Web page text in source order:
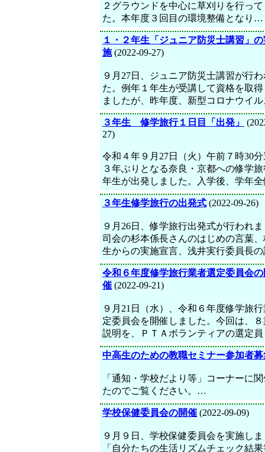
２グラウンドを中心に草刈りを行っ
た。本年度３回目の環境整備となり…
１・２年生「ジュニア防災士講習」
施(2022-09-27)
９月27日、ジュニア防災士講習が行
た。例年１年生が受講して資格を取
ましたが、昨年度、新型コロナウイ
３年生 修学旅行１日目「出発」
27)
令和４年９月27日（火）午前７時30
３年ぶりとなる奈良・京都への修学
年生が出発しました。入学後、学年
３年生修学旅行の出発式 (2022-09-26)
９月26日、修学旅行出発式が行われ
司会の杉本係長さんのはじめの言葉
生からの実施宣言、浅井実行委員長
令和６年度修学旅行業者選定委員会の
催 (2022-09-21)
９月21日（水）、令和６年度修学旅
定委員会を開催しました。今回は、
説明を、ＰＴＡボランティアの選定
中高生のための教職セミナー参加者募
「通知・学校だより等」コーナーに
たのでご覧ください。…
学校保健委員会の開催 (2022-09-09)
９月９日、学校保健委員会を実施し
「自分たちの生活リズムチェック結